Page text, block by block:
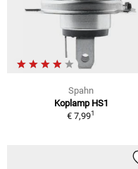
Spahn
Koplamp HS1
€ 7,991